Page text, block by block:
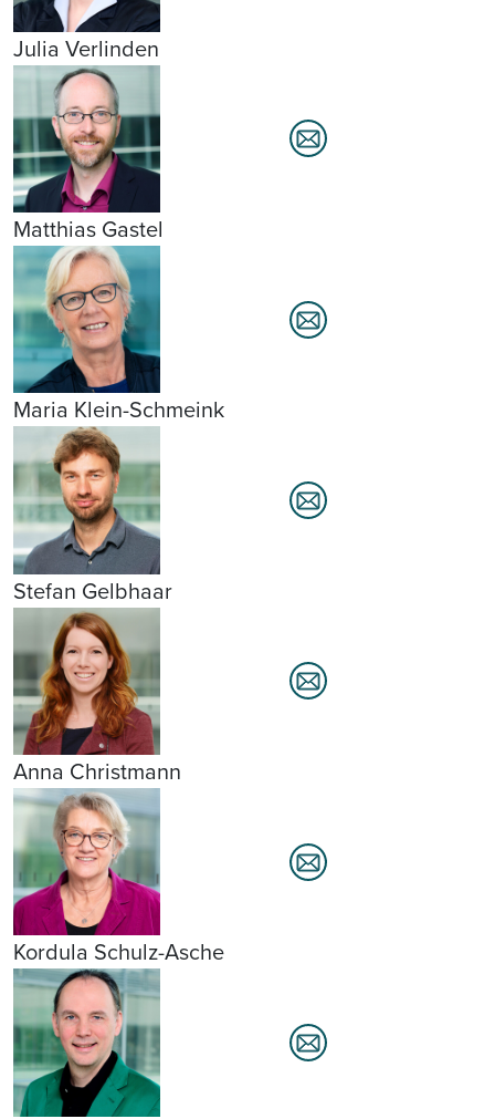
Julia Verlinden
Matthias Gastel
Maria Klein-Schmeink
Stefan Gelbhaar
Anna Christmann
Kordula Schulz-Asche